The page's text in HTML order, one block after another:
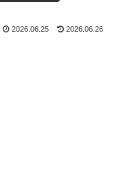
2026.06.25 2026.06.26